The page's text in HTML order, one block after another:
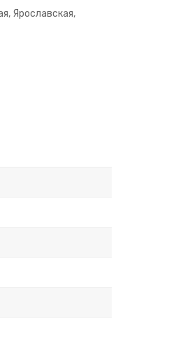
Ярославская,